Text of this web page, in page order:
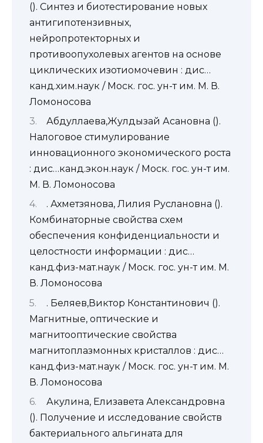
(). Синтез и биотестирование новых
антигипотензивных,
нейропротекторных и
противоопухолевых агентов на основе
циклических изотиомочевин : дис…
канд.хим.наук / Моск. гос. ун-т им. М. В.
Ломоносова
Абдуллаева,Жулдызай Асановна ().
Налоговое стимулирование
инновационного экономического роста
: дис…канд.экон.наук / Моск. гос. ун-т им.
М. В. Ломоносова
. Ахметзянова, Лилия Руслановна ().
Комбинаторные свойства схем
обеспечения конфиденциальности и
целостности информации : дис…
канд.физ-мат.наук / Моск. гос. ун-т им. М.
В. Ломоносова
. Беляев,Виктор Константинович ().
Магнитные, оптические и
магнитооптические свойства
магнитоплазмонных кристаллов : дис…
канд.физ-мат.наук / Моск. гос. ун-т им. М.
В. Ломоносова
Акулина, Елизавета Александровна
(). Получение и исследование свойств
бактериального альгината для